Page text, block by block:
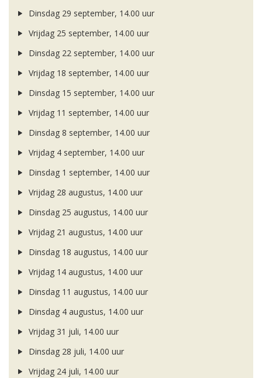
Dinsdag 29 september, 14.00 uur
Vrijdag 25 september, 14.00 uur
Dinsdag 22 september, 14.00 uur
Vrijdag 18 september, 14.00 uur
Dinsdag 15 september, 14.00 uur
Vrijdag 11 september, 14.00 uur
Dinsdag 8 september, 14.00 uur
Vrijdag 4 september, 14.00 uur
Dinsdag 1 september, 14.00 uur
Vrijdag 28 augustus, 14.00 uur
Dinsdag 25 augustus, 14.00 uur
Vrijdag 21 augustus, 14.00 uur
Dinsdag 18 augustus, 14.00 uur
Vrijdag 14 augustus, 14.00 uur
Dinsdag 11 augustus, 14.00 uur
Dinsdag 4 augustus, 14.00 uur
Vrijdag 31 juli, 14.00 uur
Dinsdag 28 juli, 14.00 uur
Vrijdag 24 juli, 14.00 uur